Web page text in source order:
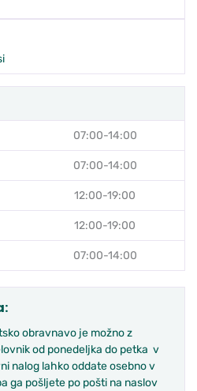
07:00-14:00
07:00-14:00
12:00-19:00
12:00-19:00
07:00-14:00
obravnavo je možno z
od ponedeljka do petka v
nalog lahko oddate osebno v
ga pošljete po pošti na naslov